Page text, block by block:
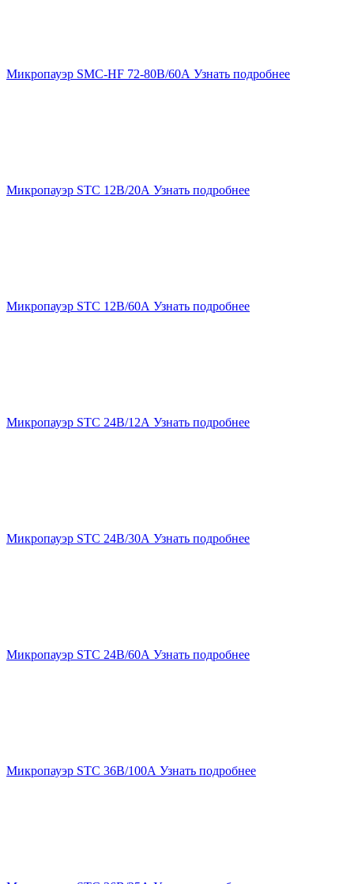
Микропауэр SMC-HF 72-80В/60А Узнать подробнее
Микропауэр STC 12В/20А Узнать подробнее
Микропауэр STC 12В/60А Узнать подробнее
Микропауэр STC 24В/12А Узнать подробнее
Микропауэр STC 24В/30А Узнать подробнее
Микропауэр STC 24В/60А Узнать подробнее
Микропауэр STC 36В/100А Узнать подробнее